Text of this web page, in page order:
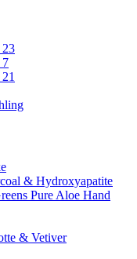
23
7
& Hydroxyapatite
Pure Aloe Hand
& Vetiver